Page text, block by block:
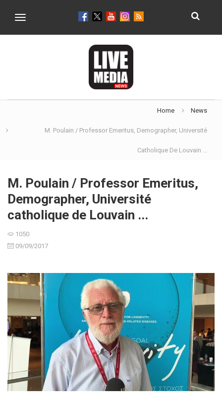
Toggle
Home News
M. Poulain / Professor Emeritus, Demographer, Université
Catholique De Louvain ...
M. Poulain / Professor Emeritus,
Demographer, Université
catholique de Louvain ...
1050
09/09/2017